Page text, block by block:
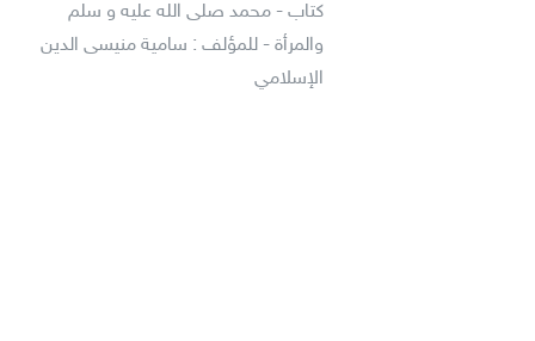
كتاب - محمد صلى الله عليه و سلم
والمرأة - للمؤلف : سامية منيسى الدين
الإسلامي